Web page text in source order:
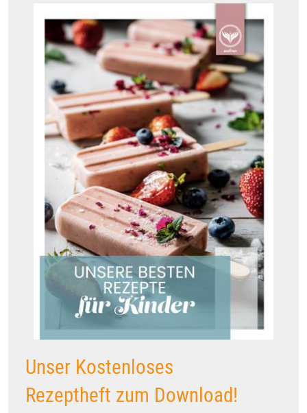
Unser Kostenloses
Rezeptheft zum Download!